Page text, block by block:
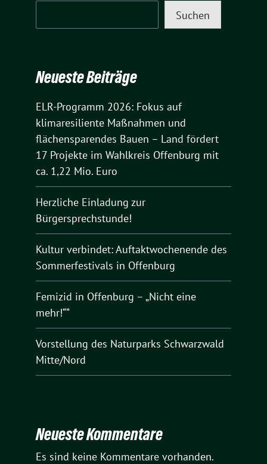
Suchen
Neueste Beiträge
ELR-Programm 2026: Fokus auf
klimaresiliente Maßnahmen und
flächensparendes Bauen – Land fördert
17 Projekte im Wahlkreis Offenburg mit
ca. 1,22 Mio. Euro
Herzliche Einladung zur
Bürgersprechstunde!
Kultur verbindet: Auftaktwochenende des
Sommerfestivals in Offenburg
Femizid in Offenburg – „Nicht eine
mehr!““
Vorstellung des Naturparks Schwarzwald
Mitte/Nord
Neueste Kommentare
Es sind keine Kommentare vorhanden.